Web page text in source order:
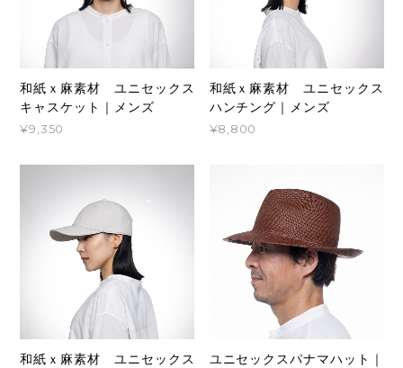
和紙ｘ麻素材 ユニセックス
キャスケット｜メンズ
¥9,350
和紙ｘ麻素材 ユニセックス
ハンチング｜メンズ
¥8,800
和紙ｘ麻素材 ユニセックス
ユニセックスパナマハット｜